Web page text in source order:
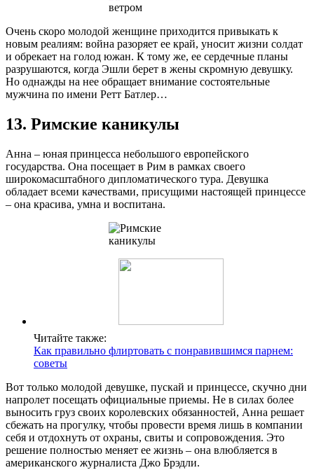
Очень скоро молодой женщине приходится привыкать к
новым реалиям: война разоряет ее край, уносит жизни солдат
и обрекает на голод южан. К тому же, ее сердечные планы
разрушаются, когда Эшли берет в жены скромную девушку.
Но однажды на нее обращает внимание состоятельные
мужчина по имени Ретт Батлер…
13. Римские каникулы
Анна – юная принцесса небольшого европейского
государства. Она посещает в Рим в рамках своего
широкомасштабного дипломатического тура. Девушка
обладает всеми качествами, присущими настоящей принцессе
– она красива, умна и воспитана.
Читайте также:
Как правильно флиртовать с понравившимся парнем:
советы
Вот только молодой девушке, пускай и принцессе, скучно дни
напролет посещать официальные приемы. Не в силах более
выносить груз своих королевских обязанностей, Анна решает
сбежать на прогулку, чтобы провести время лишь в компании
себя и отдохнуть от охраны, свиты и сопровождения. Это
решение полностью меняет ее жизнь – она влюбляется в
американского журналиста Джо Брэдли.